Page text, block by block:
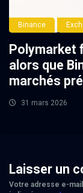
Binance
Polymarket
alors que
marchés
31 mars 2026
Laisser un
Votre adresse e-